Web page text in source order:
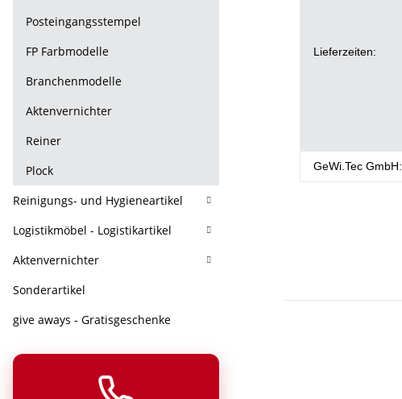
Lieferzeiten:
GeWi.Tec GmbH:
Posteingangsstempel
FP Farbmodelle
Branchenmodelle
Aktenvernichter
Reiner
Plock
Reinigungs- und Hygieneartikel
Logistikmöbel - Logistikartikel
Aktenvernichter
Sonderartikel
give aways - Gratisgeschenke